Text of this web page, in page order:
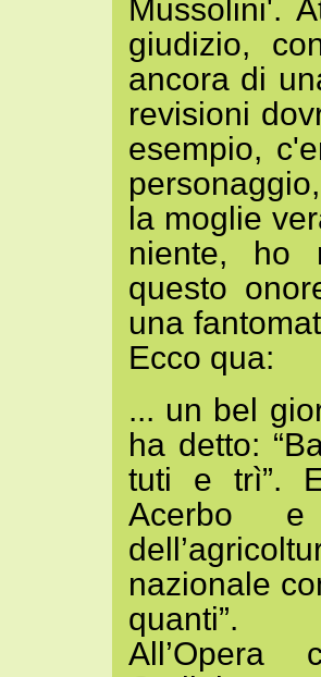
Mussolini'.
giudizio,
ancora di
revisioni
esempio,
la moglie
niente, ho
questo
una
Ecco qua:
... un bel
ha detto:
tuti e trì”.
Acerbo
nazionale
quanti”.